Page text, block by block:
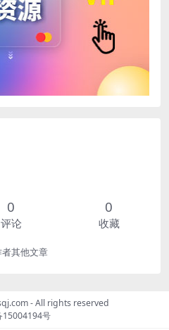
0
评论
0
收藏
者其他文章
- All rights reserved
15004194号